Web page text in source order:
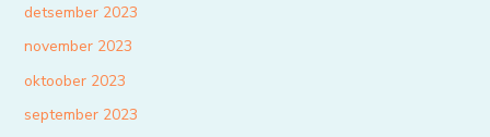
detsember 2023
november 2023
oktoober 2023
september 2023